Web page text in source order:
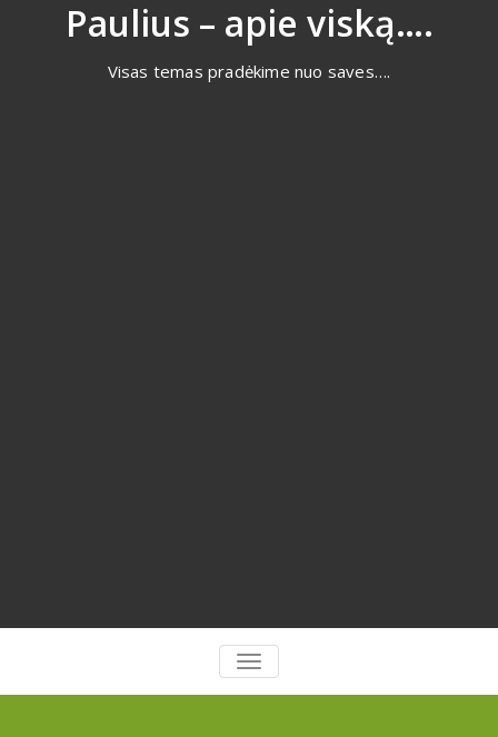
Paulius – apie viską….
Visas temas pradėkime nuo saves….
PERJUNGTI
NAVIGACIJĄ